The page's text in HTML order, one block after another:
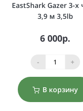
EastShark Gazer 3-x
3,9 м 3,5lb
6 000р.
- +
В корзину